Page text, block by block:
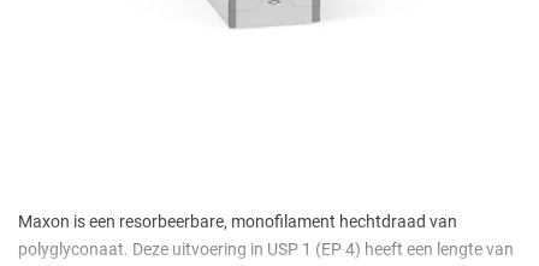
Maxon is een resorbeerbare, monofilament hechtdraad van
polyglyconaat. Deze uitvoering in USP 1 (EP 4) heeft een lengte van